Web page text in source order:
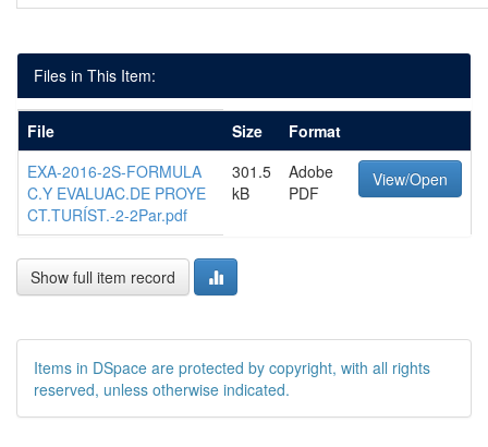
Files in This Item:
File Size
Format
EXA-2016-2S-FORMULA
C.Y EVALUAC.DE PROYE
CT.TURÍST.-2-2Par.pdf
301.5
kB
Adobe
PDF
View/Open
Show full item record
Items in DSpace are protected by copyright, with all rights
reserved, unless otherwise indicated.